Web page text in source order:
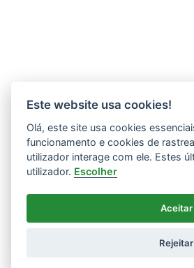
Este website usa cookies!
Olá, este site usa cookies
funcionamento e cookies de
utilizador interage com ele. Estes
utilizador. Escolher